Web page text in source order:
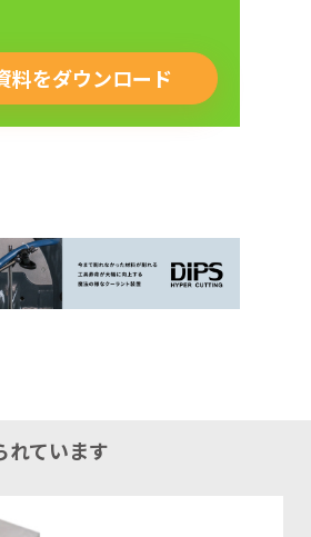
料をダウンロード
れています